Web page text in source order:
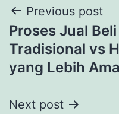
Post
navigation
Previous post
Proses Jual
Tradisional vs
yang Lebih
Next post